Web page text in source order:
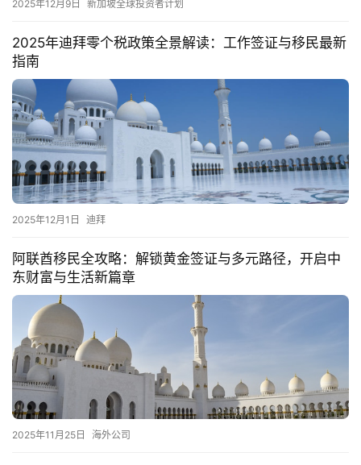
2025年12月9日 新加坡全球投资者计划
2025年迪拜零个税政策全景解读：工作签证与移民最新
指南
2025年12月1日 迪拜
阿联酋移民全攻略：解锁黄金签证与多元路径，开启中
东财富与生活新篇章
2025年11月25日 海外公司